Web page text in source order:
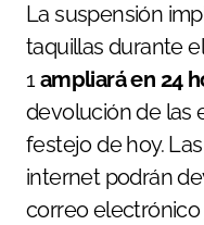
La suspensión
taquillas durante
1ampliará en 24
devolución de las
festejo de hoy.
internet podrán
correo electrónico